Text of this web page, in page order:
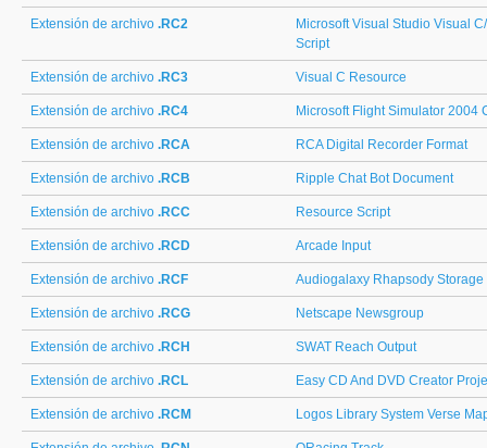
Extensión de archivo .RC2
Microsoft Visual Studio Visual
Script
Extensión de archivo .RC3 Visual C Resource
Extensión de archivo .RC4 Microsoft Flight Simulator 2004
Extensión de archivo .RCA RCA Digital Recorder Format
Extensión de archivo .RCB Ripple Chat Bot Document
Extensión de archivo .RCC Resource Script
Extensión de archivo .RCD Arcade Input
Extensión de archivo .RCF Audiogalaxy Rhapsody Storage
Extensión de archivo .RCG Netscape Newsgroup
Extensión de archivo .RCH SWAT Reach Output
Extensión de archivo .RCL Easy CD And DVD Creator
Extensión de archivo .RCM Logos Library System Verse